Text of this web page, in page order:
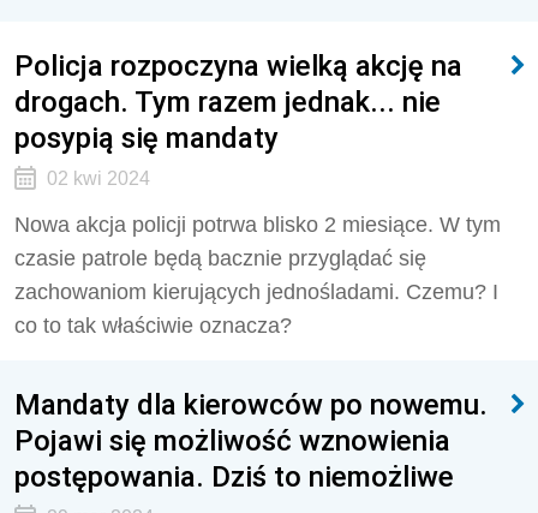
Policja rozpoczyna wielką akcję na
drogach. Tym razem jednak... nie
posypią się mandaty
02 kwi 2024
Nowa akcja policji potrwa blisko 2 miesiące. W tym
czasie patrole będą bacznie przyglądać się
zachowaniom kierujących jednośladami. Czemu? I
co to tak właściwie oznacza?
Mandaty dla kierowców po nowemu.
Pojawi się możliwość wznowienia
postępowania. Dziś to niemożliwe